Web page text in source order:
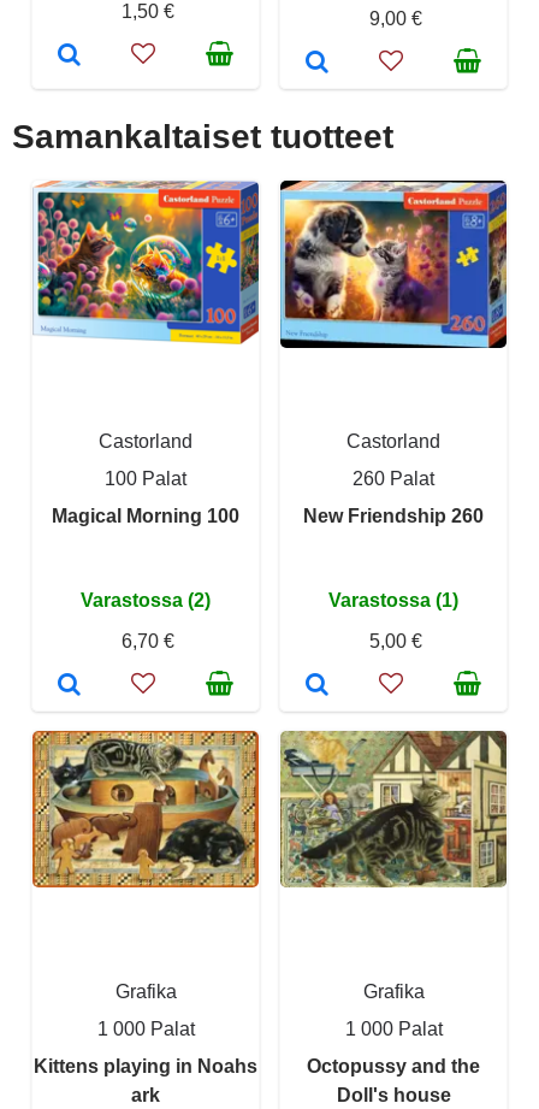
1,50 €
9,00 €
Samankaltaiset tuotteet
Castorland
100 Palat
Magical Morning 100
Varastossa (2)
6,70 €
Castorland
260 Palat
New Friendship 260
Varastossa (1)
5,00 €
Grafika
1 000 Palat
Kittens playing in Noahs
ark
Grafika
1 000 Palat
Octopussy and the
Doll's house